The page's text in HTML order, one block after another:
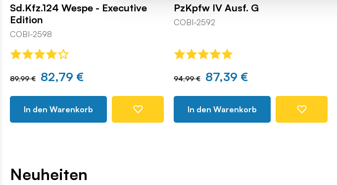
Sd.Kfz.124 Wespe - Executive
Edition
COBI-2598
89,99 € 82,79 €
In den Warenkorb
PzKpfw IV Ausf. G
COBI-2592
94,99 € 87,39 €
In den Warenkorb
Neuheiten